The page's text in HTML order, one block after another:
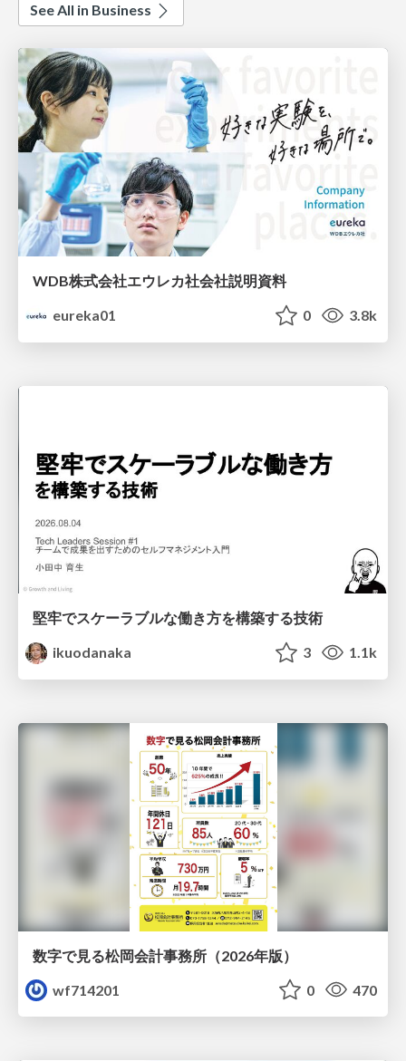
See All in Business
WDB株式会社エウレカ社会社説明資料
eureka01
0 3.8k
堅牢でスケーラブルな働き方を構築する技術
ikuodanaka
3 1.1k
数字で見る松岡会計事務所（2026年版）
wf714201
0 470